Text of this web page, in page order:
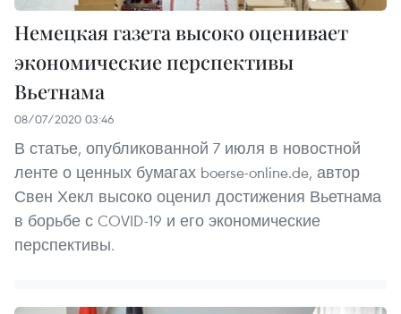
Немецкая газета высоко оценивает
экономические перспективы
Вьетнама
08/07/2020 03:46
В статье, опубликованной 7 июля в новостной
ленте о ценных бумагах boerse-online.de, автор
Свен Хекл высоко оценил достижения Вьетнама
в борьбе с COVID-19 и его экономические
перспективы.